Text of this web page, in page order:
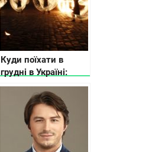
Куди поїхати в
грудні в Україні:
афіша найцікавіших